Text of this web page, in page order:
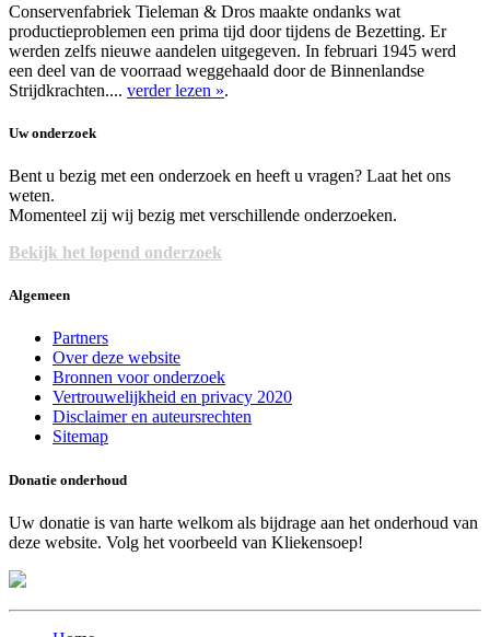
Conservenfabriek Tieleman & Dros maakte ondanks wat
productieproblemen een prima tijd door tijdens de Bezetting. Er
werden zelfs nieuwe aandelen uitgegeven. In februari 1945 werd
een deel van de voorraad weggehaald door de Binnenlandse
Strijdkrachten.... verder lezen ».
Uw onderzoek
Bent u bezig met een onderzoek en heeft u vragen? Laat het ons
weten.
Momenteel zij wij bezig met verschillende onderzoeken.
Bekijk het lopend onderzoek
Algemeen
Partners
Over deze website
Bronnen voor onderzoek
Vertrouwelijkheid en privacy 2020
Disclaimer en auteursrechten
Sitemap
Donatie onderhoud
Uw donatie is van harte welkom als bijdrage aan het onderhoud van
deze website. Volg het voorbeeld van Kliekensoep!